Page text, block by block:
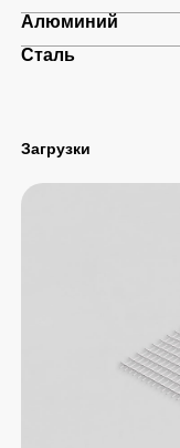
Алюминий
Сталь
Загрузки